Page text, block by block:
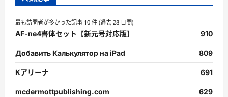
最も訪問者が多かった記事 10 件 (過去 28 日間)
AF-ne4書体セット【新元号対応版】 910
Добавить Калькулятор на iPad 809
Kアリーナ 691
mcdermottpublishing.com 629